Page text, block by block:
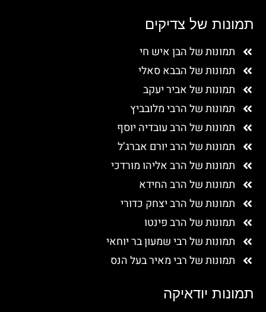
תמונות יודאיקה
תמונות של צדיקים
תמונות של הבן איש חי
תמונות של הבבא סאלי
תמונות של אביר יעקב
תמונות של הרבי מלובביץ
תמונות של הרב עובדיה יוסף
תמונות של הרב יורם אברג’ל
תמונות של הרב אליהו מורדכי
תמונות של הרב החידא
תמונות של הרב יצחק כדורי
תמונות של הרב פינטו
תמונות של רבי שמעון בר יוחאי
תמונות של רבי מאיר בעל הנס